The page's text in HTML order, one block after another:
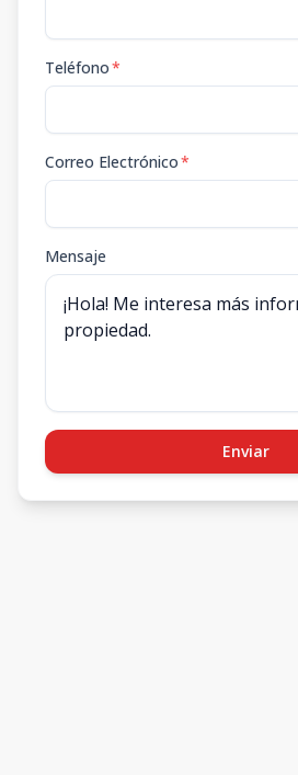
Teléfono*
Correo Electrónico*
Mensaje
Enviar